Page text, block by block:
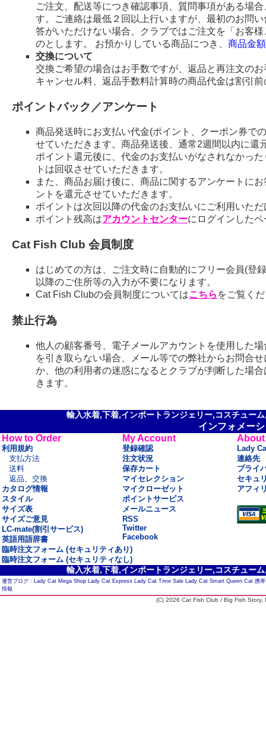
ご注文、配送等につき確認事項、質問事項がある場
す。ご連絡は最低２回以上行いますが、最初のお問
答がいただけない場合、クラブではご注文を「お客
のとします。 お預かりしている商品につき、 商品金
交換について
交換ご希望の場合はお手数ですが、返品と再注文の
キャンセル料、返品手数料計算時の商品代金は割引
ポイントバック／アンケート
商品発送時にお支払い代金(ポイント、クーポン券で
せていただきます。商品発送後、通常2週間以内に還
ポイント還元後に、代金のお支払いがなされなかっ
トは回収させていただきます。
また、商品お届け後に、商品に関するアンケートに
ントを還元させていただきます。
ポイントは次回以降の代金のお支払いにご利用いた
ポイント残高はアカウントセンターにログインした
Cat Fish Club 会員制度
はじめての方は、ご注文時に自動的にフリー会員(登
以降のご住所等の入力が不要になります。
Cat Fish Clubの会員制度についてはこちら をご覧く
禁止行為
他人の顧客番号、電子メールアカウントを使用した
を引き取らない場合、メール等での弊社からお問合
か、他の利用者の迷惑になるとクラブが判断した場
きます。
輸入水着,下着,インポートランジェリー,コスチュー
インフォメー
How to Order
利用規約
支払方法
送料
返品、交換
カタログ情報
スタイル
サイズ表
サイズご意見
LC-mate(割引サービス)
英語用語辞書
My Account
登録確認
注文状況
保存カート
マイセレクション
マイクローゼット
ポイントサービス
メールニュース
RSS
Twitter
Facebook
About
Lady
連絡先
プライ
セキュ
アフィ
臨時注文フォーム (セキュリティあり)
臨時注文フォーム (セキュリティなし)
輸入水着,下着,インポートランジェリー,コスチュー
運営ブログ : Lady Cat Mega Shop Lady Cat Express Lady Cat Time Sale Lady Cat Smart Queen Cat 携
情報
(C) 2026 Cat Fish Club / Big Fish Story,